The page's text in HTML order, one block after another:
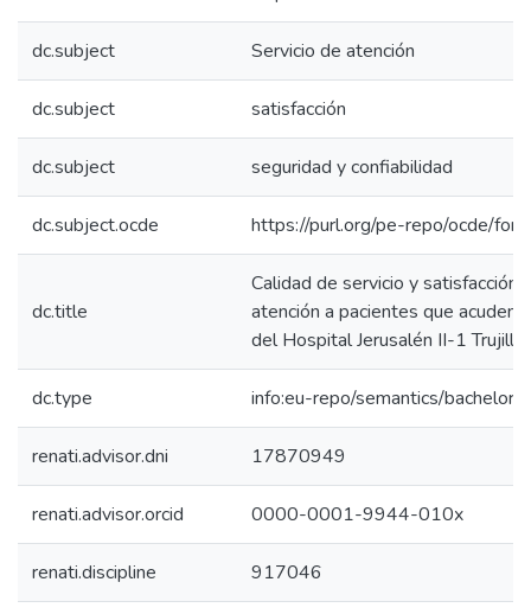
dc.subject Servicio de atención
dc.subject satisfacción
dc.subject seguridad y confiabilidad
dc.subject.ocde https://purl.org/pe-repo/ocde/
dc.title
Calidad de servicio y satisfacción
atención a pacientes que acuden
del Hospital Jerusalén II-1
dc.type info:eu-repo/semantics/
renati.advisor.dni 17870949
renati.advisor.orcid 0000-0001-9944-010x
renati.discipline 917046